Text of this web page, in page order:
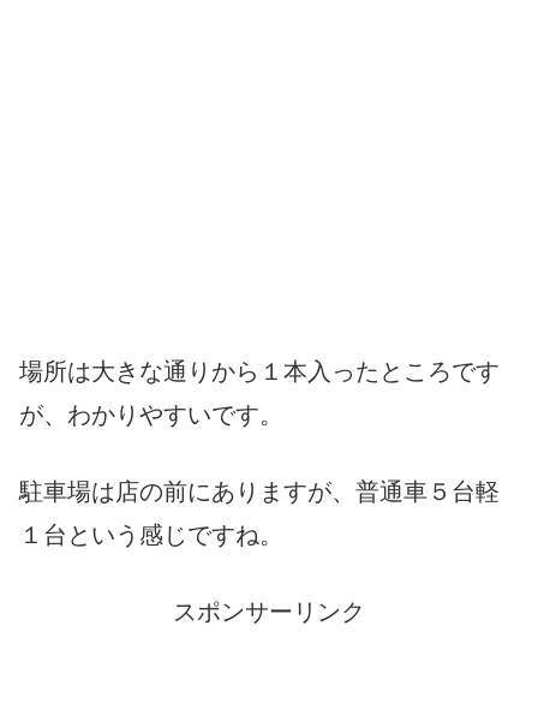
場所は大きな通りから１本入ったところです
が、わかりやすいです。
駐車場は店の前にありますが、普通車５台軽
１台という感じですね。
スポンサーリンク